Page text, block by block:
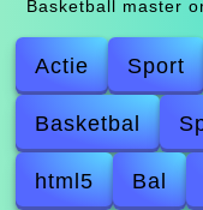
Basketball master
Actie Sport
Basketbal
html5 Bal